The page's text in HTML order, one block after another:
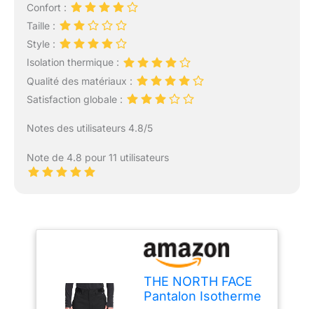
Confort :
Taille :
Style :
Isolation thermique :
Qualité des matériaux :
Satisfaction globale :
Notes des utilisateurs 4.8/5
Note de 4.8 pour 11 utilisateurs
THE NORTH FACE
Pantalon Isotherme